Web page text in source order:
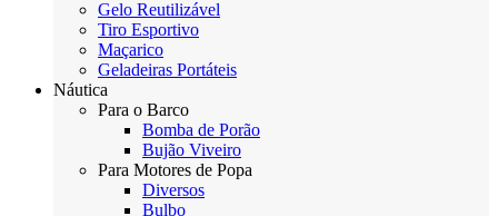
Gelo Reutilizável
Tiro Esportivo
Maçarico
Geladeiras Portáteis
Náutica
Para o Barco
Bomba de Porão
Bujão Viveiro
Para Motores de Popa
Diversos
Bulbo